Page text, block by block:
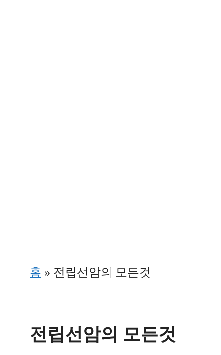
content
홈 » 전립선암의 모든것
전립선암의 모든것